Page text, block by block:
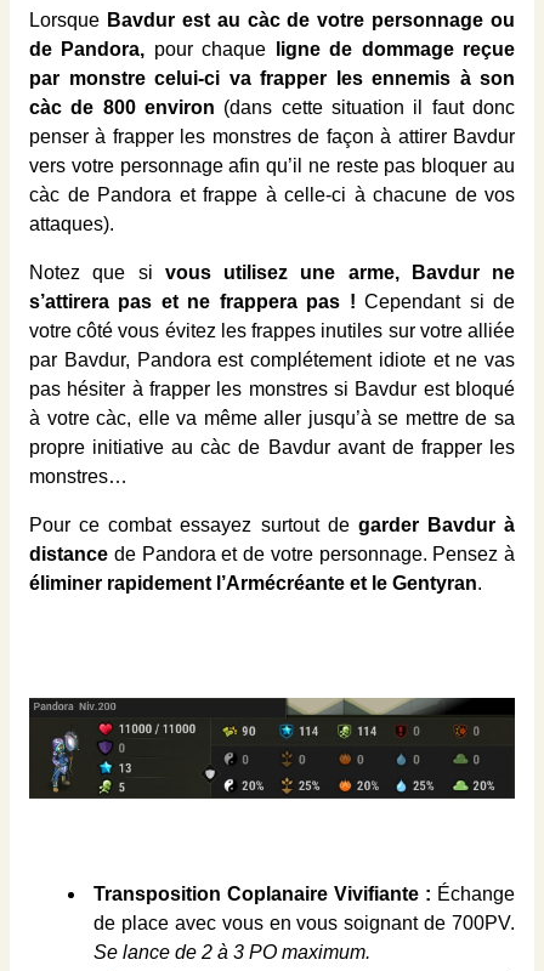
Lorsque Bavdur est au càc de votre personnage ou
de Pandora, pour chaque ligne de dommage reçue
par monstre celui-ci va frapper les ennemis à son
càc de 800 environ (dans cette situation il faut donc
penser à frapper les monstres de façon à attirer Bavdur
vers votre personnage afin qu’il ne reste pas bloquer au
càc de Pandora et frappe à celle-ci à chacune de vos
attaques).
Notez que si vous utilisez une arme, Bavdur ne
s’attirera pas et ne frappera pas ! Cependant si de
votre côté vous évitez les frappes inutiles sur votre alliée
par Bavdur, Pandora est complétement idiote et ne vas
pas hésiter à frapper les monstres si Bavdur est bloqué
à votre càc, elle va même aller jusqu’à se mettre de sa
propre initiative au càc de Bavdur avant de frapper les
monstres…
Pour ce combat essayez surtout de garder Bavdur à
distance de Pandora et de votre personnage. Pensez à
éliminer rapidement l’Armécréante et le Gentyran.
Transposition Coplanaire Vivifiante : Échange
de place avec vous en vous soignant de 700PV.
Se lance de 2 à 3 PO maximum.